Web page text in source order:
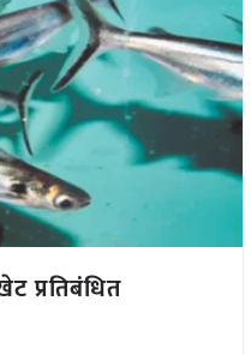
प्रतिबंधित